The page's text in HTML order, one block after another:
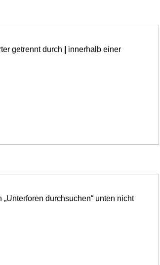
getrennt durch
innerhalb einer
durchsuchen“ unten nicht